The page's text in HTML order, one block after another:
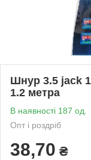
Шнур 3.5 jack
1.2 метра
В наявності 187 од.
Опт і роздріб
38,70 ₴